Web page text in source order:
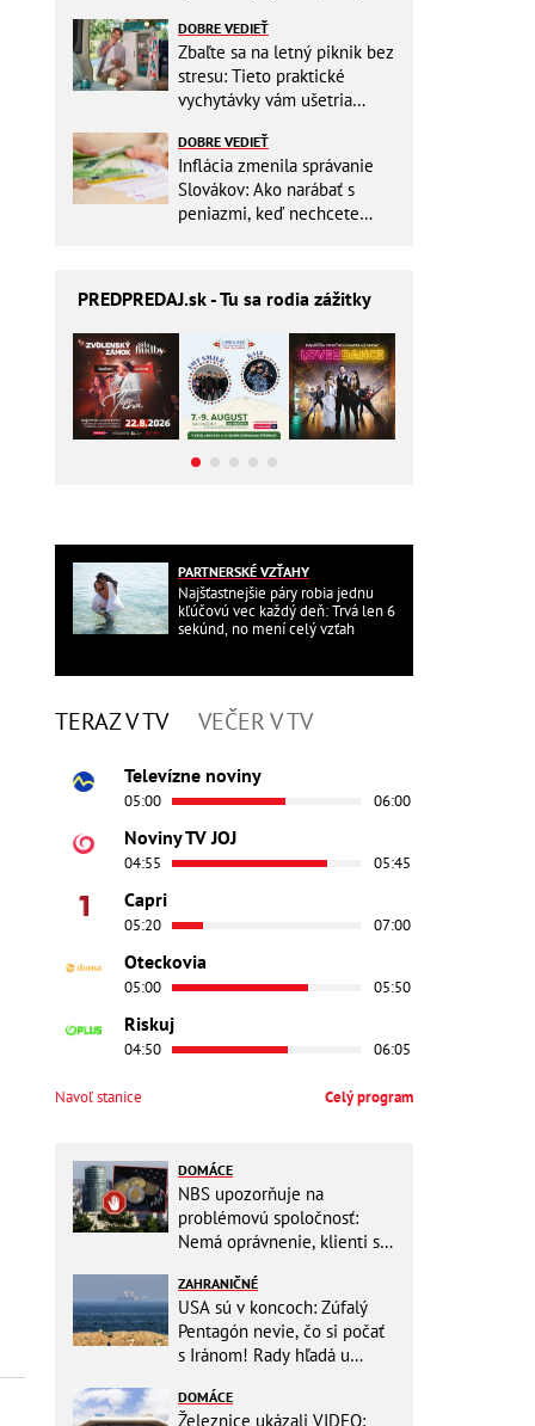
DOBRE VEDIEŤ
Zbaľte sa na letný piknik bez
stresu: Tieto praktické
vychytávky vám ušetria
DOBRE VEDIEŤ
Inflácia zmenila správanie
Slovákov: Ako narábať s
peniazmi, keď nechcete
PREDPREDAJ.sk - Tu sa rodia zážitky
PARTNERSKÉ VZŤAHY
Najšťastnejšie páry robia jednu
kľúčovú vec každý deň: Trvá len 6
sekúnd, no mení celý vzťah
TERAZ V TV VEČER V TV
Televízne noviny
05:00 06:00
Noviny TV JOJ
04:55 05:45
Capri
05:20 07:00
Oteckovia
05:00 05:50
Riskuj
04:50 06:05
Navoľ stanice Celý program
DOMÁCE
NBS upozorňuje na
problémovú spoločnosť:
Nemá oprávnenie, klienti sa
ZAHRANIČNÉ
USA sú v koncoch: Zúfalý
Pentagón nevie, čo si počať
s Iránom! Rady hľadá u
DOMÁCE
Železnice ukázali VIDEO: